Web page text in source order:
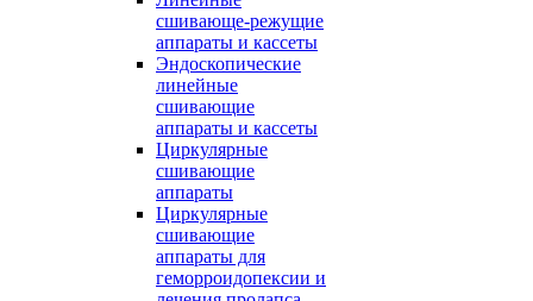
сшивающе-режущие
аппараты и кассеты
Эндоскопические
линейные
сшивающие
аппараты и кассеты
Циркулярные
сшивающие
аппараты
Циркулярные
сшивающие
аппараты для
геморроидопексии и